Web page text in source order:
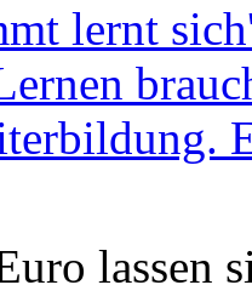
lernt
lassen